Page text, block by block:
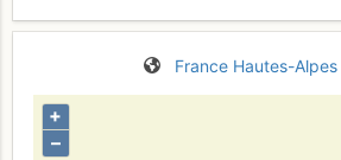
France Hautes-Alpes
+
–